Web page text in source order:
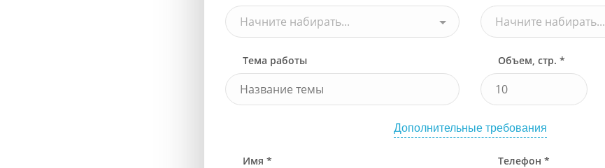
Начните набирать... Начните набирать...
Тема работы Объем, стр. *
Дополнительные требования
Имя * Телефон *